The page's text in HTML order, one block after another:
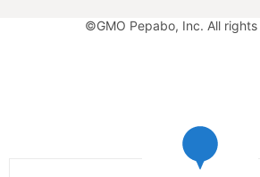
©GMO Pepabo, Inc. All